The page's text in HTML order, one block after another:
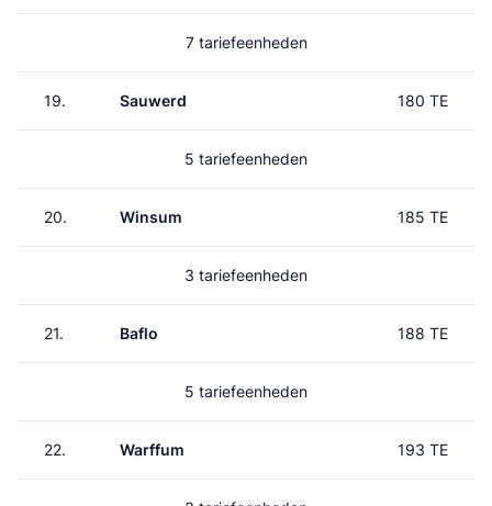
7 tariefeenheden
19. Sauwerd 180 TE
5 tariefeenheden
20. Winsum 185 TE
3 tariefeenheden
21. Baflo 188 TE
5 tariefeenheden
22. Warffum 193 TE